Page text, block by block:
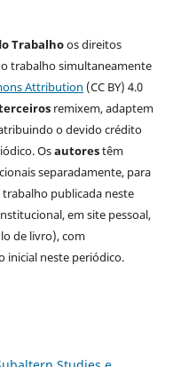
Trabalhoos direitos
trabalho simultaneamente
Attribution (CC BY) 4.0
remixem, adaptem
o devido crédito
Osautorestêm
separadamente, para
publicada neste
em site pessoal,
de livro), com
inicial neste periódico.